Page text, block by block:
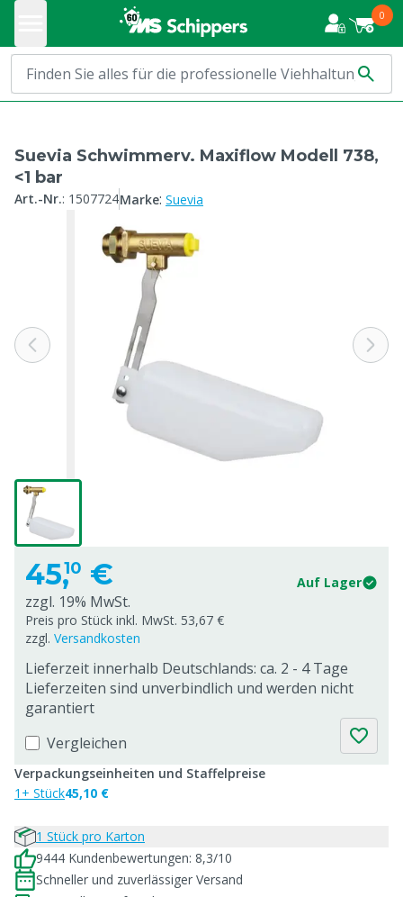
0
Suevia Schwimmerv. Maxiflow Modell 738,
<1 bar
Art.-Nr.: 1507724Marke: Suevia
45,10 € Auf Lager
zzgl. 19% MwSt.
Preis pro Stück inkl. MwSt. 53,67 €
zzgl. Versandkosten
Lieferzeit innerhalb Deutschlands: ca. 2 - 4 Tage
Lieferzeiten sind unverbindlich und werden nicht
garantiert
Vergleichen
Verpackungseinheiten und Staffelpreise
1+ Stück45,10 €
1 Stück pro Karton
9444 Kundenbewertungen: 8,3/10
Schneller und zuverlässiger Versand